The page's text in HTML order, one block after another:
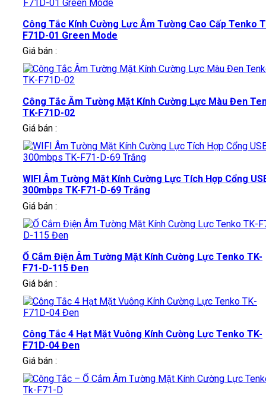
Công Tắc Kính Cường Lực Âm Tường Cao Cấp Tenko
F71D-01 Green Mode
Giá bán :
Công Tắc Âm Tường Mặt Kính Cường Lực Màu Đen
TK-F71D-02
Giá bán :
WIFI Âm Tường Mặt Kính Cường Lực Tích Hợp Cổng
300mbps TK-F71-D-69 Trắng
Giá bán :
Ổ Cắm Điện Âm Tường Mặt Kính Cường Lực Tenko TK-
F71-D-115 Đen
Giá bán :
Công Tắc 4 Hạt Mặt Vuông Kính Cường Lực Tenko TK-
F71D-04 Đen
Giá bán :